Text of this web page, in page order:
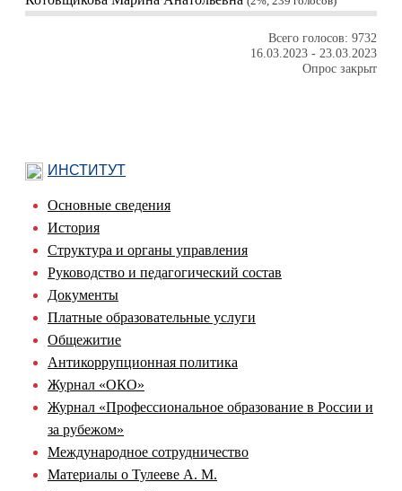
Всего голосов: 9732
16.03.2023 - 23.03.2023
Опрос закрыт
ИНСТИТУТ
Основные сведения
История
Структура и органы управления
Руководство и педагогический состав
Документы
Платные образовательные услуги
Общежитие
Антикоррупционная политика
Журнал «ОКО»
Журнал «Профессиональное образование в России и
за рубежом»
Международное сотрудничество
Материалы о Тулееве А. М.